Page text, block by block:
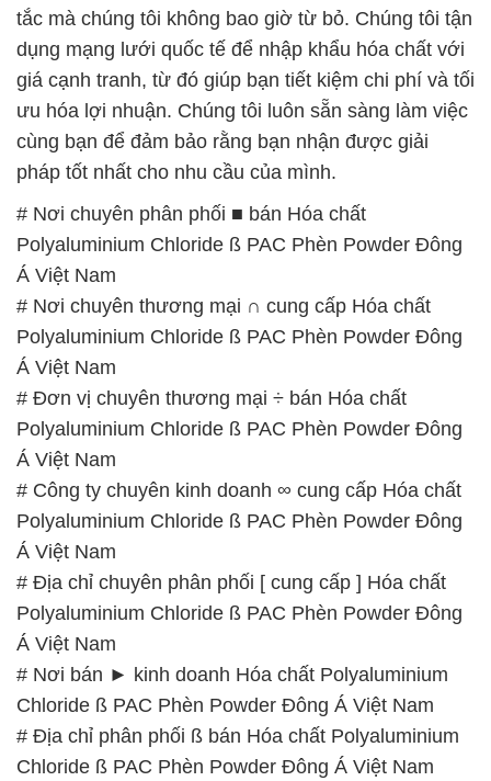
tắc mà chúng tôi không bao giờ từ bỏ. Chúng tôi tận
dụng mạng lưới quốc tế để nhập khẩu hóa chất với
giá cạnh tranh, từ đó giúp bạn tiết kiệm chi phí và tối
ưu hóa lợi nhuận. Chúng tôi luôn sẵn sàng làm việc
cùng bạn để đảm bảo rằng bạn nhận được giải
pháp tốt nhất cho nhu cầu của mình.
# Nơi chuyên phân phối ■ bán Hóa chất
Polyaluminium Chloride ß PAC Phèn Powder Đông
Á Việt Nam
# Nơi chuyên thương mại ∩ cung cấp Hóa chất
Polyaluminium Chloride ß PAC Phèn Powder Đông
Á Việt Nam
# Đơn vị chuyên thương mại ÷ bán Hóa chất
Polyaluminium Chloride ß PAC Phèn Powder Đông
Á Việt Nam
# Công ty chuyên kinh doanh ∞ cung cấp Hóa chất
Polyaluminium Chloride ß PAC Phèn Powder Đông
Á Việt Nam
# Địa chỉ chuyên phân phối [ cung cấp ] Hóa chất
Polyaluminium Chloride ß PAC Phèn Powder Đông
Á Việt Nam
# Nơi bán ► kinh doanh Hóa chất Polyaluminium
Chloride ß PAC Phèn Powder Đông Á Việt Nam
# Địa chỉ phân phối ß bán Hóa chất Polyaluminium
Chloride ß PAC Phèn Powder Đông Á Việt Nam